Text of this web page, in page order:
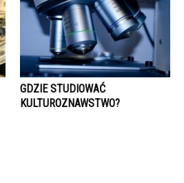
GDZIE STUDIOWAĆ
KULTUROZNAWSTWO?